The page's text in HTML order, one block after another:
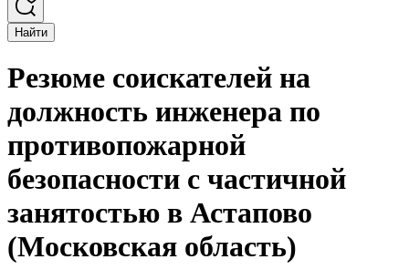
Найти
Резюме соискателей на
должность инженера по
противопожарной
безопасности с частичной
занятостью в Астапово
(Московская область)